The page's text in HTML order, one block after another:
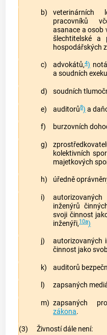
b)
veterinárních
pracovníků
asanace a osob
šlechtitelské a
hospodářských
c) advokátů,4)
a soudních
d) soudních
e) auditorů8) a
f) burzovních
g)
kolektivních
majetkových
h) úředně
i)
inženýrů
svoji činnost
inženýři,10a)
j)
autorizovaných
činnost jako
k) auditorů
l) zapsaných
m) zapsaných
zákona.
(3) Živnostídále není: